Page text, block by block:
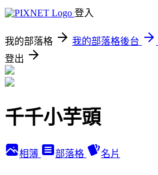
登入
我的部落格 我的部落格後台
登出
千千小芋頭
相簿 部落格 名片